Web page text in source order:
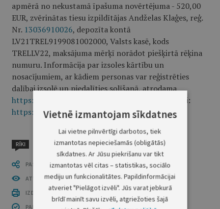
apmērā no nekustamā īpašuma novērtējuma - 520,00
EUR, zvērinātas tiesu izpildītājas Andželas Klaģes, reģ.
Nr. 13036910026, depozīta kontā
LV21TREL9199081002000, Valsts kasē, kods
TRELLV22, maksājuma mērķī norādot piešķirtā rēķina
numuru. Informācija par izsoles kārtību un
nosacījumiem, ar kādiem personas var reģistrēties
dalībai izsolē un piedalīties solīšanā, atrodama
https://izsoles.ta.gov.lv
. Izsoles norises noteikumi:
https://izsoles.ta.gov.lv/lietosanas-noteikumi.
RĪKI
PASTĀSTI CITIEM
ATVĒRT PUBLIKĀCIJU (PDF)
IZDRUKĀT PUBLIKĀCIJU
PAR INFORMĀCIJAS DROŠĪBU
Vietnē izmantojam sīkdatnes
Lai vietne pilnvērtīgi darbotos, tiek
izmantotas nepieciešamās (obligātās)
sīkdatnes. Ar Jūsu piekrišanu var tikt
izmantotas vēl citas – statistikas, sociālo
mediju un funkcionalitātes. Papildinformācijai
atveriet "Pielāgot izvēli". Jūs varat jebkurā
brīdī mainīt savu izvēli, atgriežoties šajā